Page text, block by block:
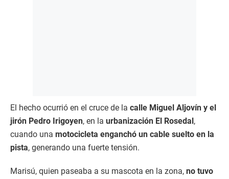
El hecho ocurrió en el cruce de la calle Miguel Aljovín y el
jirón Pedro Irigoyen, en la urbanización El Rosedal ,
cuando una motocicleta enganchó un cable suelto en la
pista, generando una fuerte tensión.
Marisú, quien paseaba a su mascota en la zona, no tuvo